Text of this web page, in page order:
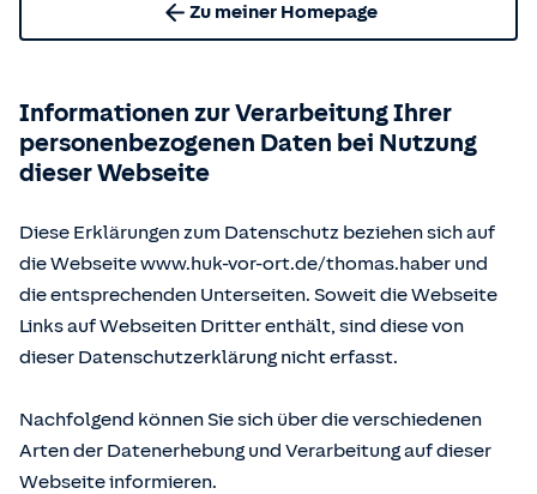
Zu meiner Homepage
Informationen zur Verarbeitung Ihrer
personenbezogenen Daten bei Nutzung
dieser Webseite
Diese Erklärungen zum Datenschutz beziehen sich auf
die Webseite www.huk-vor-ort.de/thomas.haber und
die entsprechenden Unterseiten. Soweit die Webseite
Links auf Webseiten Dritter enthält, sind diese von
dieser Datenschutzerklärung nicht erfasst.
Nachfolgend können Sie sich über die verschiedenen
Arten der Datenerhebung und Verarbeitung auf dieser
Webseite informieren.